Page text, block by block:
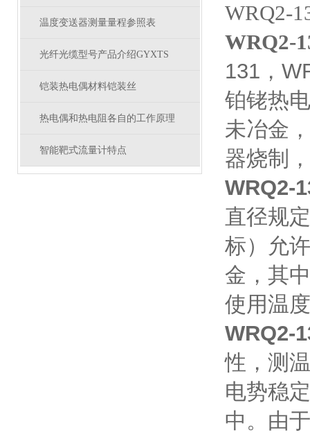
温度变送器测量量程参照表
光纤光缆型号产品介绍GYXTS
铠装热电偶材料铠装丝
热电偶和热电阻各自的工作原理
智能靶式流量计特点
WRQ2-
WRQ2-
131，
铂铑热
未冶金
器烧制
WRQ2-
直径规
标）允
金，其
使用温
WRQ2-
性，测
电势稳
中。由